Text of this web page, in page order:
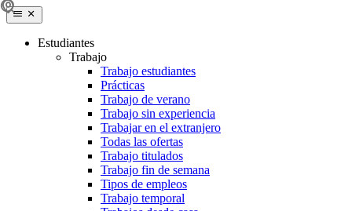
Estudiantes
Trabajo
Trabajo estudiantes
Prácticas
Trabajo de verano
Trabajo sin experiencia
Trabajar en el extranjero
Todas las ofertas
Trabajo titulados
Trabajo fin de semana
Tipos de empleos
Trabajo temporal